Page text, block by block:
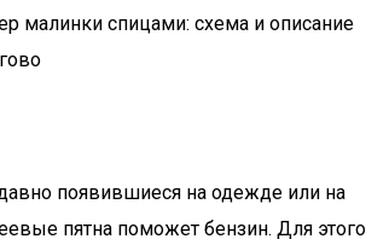
малинки спицами: схема и описание
появившиеся на одежде или на
пятна поможет бензин. Для этого